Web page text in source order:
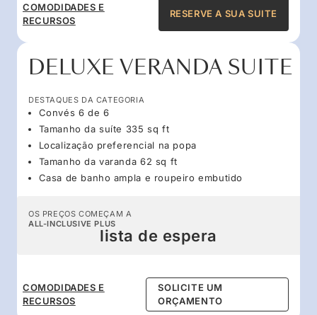
COMODIDADES E
RECURSOS
RESERVE A SUA SUITE
DELUXE VERANDA SUITE
DESTAQUES DA CATEGORIA
Convés 6 de 6
Tamanho da suíte 335 sq ft
Localização preferencial na popa
Tamanho da varanda 62 sq ft
Casa de banho ampla e roupeiro embutido
OS PREÇOS COMEÇAM A
ALL-INCLUSIVE PLUS
lista de espera
COMODIDADES E
RECURSOS
SOLICITE UM
ORÇAMENTO